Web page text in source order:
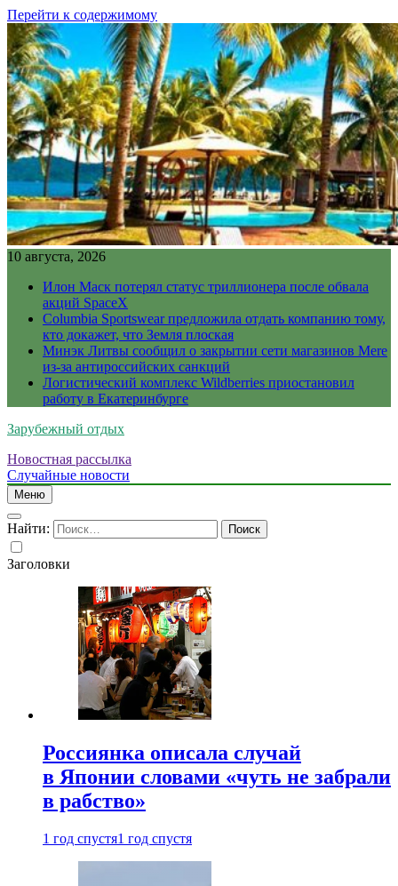
Перейти к содержимому
10 августа, 2026
Илон Маск потерял статус триллионера после обвала
акций SpaceX
Columbia Sportswear предложила отдать компанию тому,
кто докажет, что Земля плоская
Минэк Литвы сообщил о закрытии сети магазинов Mere
из-за антироссийских санкций
Логистический комплекс Wildberries приостановил
работу в Екатеринбурге
Зарубежный отдых
Новостная рассылка
Случайные новости
Меню
Найти:
Заголовки
Россиянка описала случай
в Японии словами «чуть не забрали
в рабство»
1 год спустя1 год спустя